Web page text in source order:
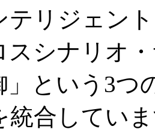
テリジェン
スシナリオ
」という3つ
統合してい